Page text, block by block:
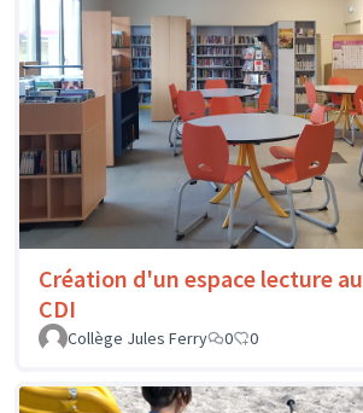
Création d'un espace lecture au
CDI
Collège Jules Ferry
0 0